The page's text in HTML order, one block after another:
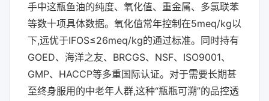
手中这瓶鱼油的纯度、氧化值、重金属、多氯联苯
等数十项具体数据。氧化值常年控制在5meq/kg以
下,远优于IFOS≤26meq/kg的通过标准。同时持有
GOED、海洋之友、BRCGS、NSF、ISO9001、
GMP、HACCP等多重国际认证。对于需要长期甚
至终身服用的中老年人群,这种“瓶瓶可溯”的品控透